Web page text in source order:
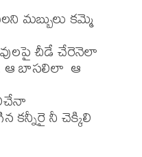
మబ్బులు కమ్మె
చీడే చేరెనెలా
బాసలిలా  ఆ
నీ చెక్కిలి